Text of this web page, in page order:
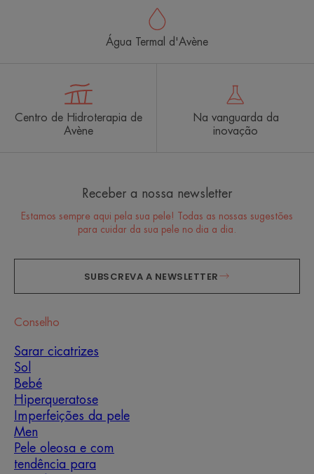
Água Termal d'Avène
Centro de Hidroterapia de
Avène
Na vanguarda da
inovação
Receber a nossa newsletter
Estamos sempre aqui pela sua pele! Todas as nossas sugestões
para cuidar da sua pele no dia a dia.
SUBSCREVA A NEWSLETTER
Conselho
Sarar cicatrizes
Sol
Bebé
Hiperqueratose
Imperfeições da pele
Men
Pele oleosa e com
tendência para